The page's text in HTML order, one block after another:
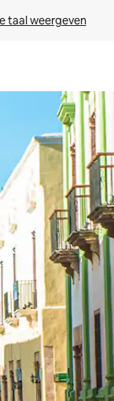
taal weergeven
door te tikken of